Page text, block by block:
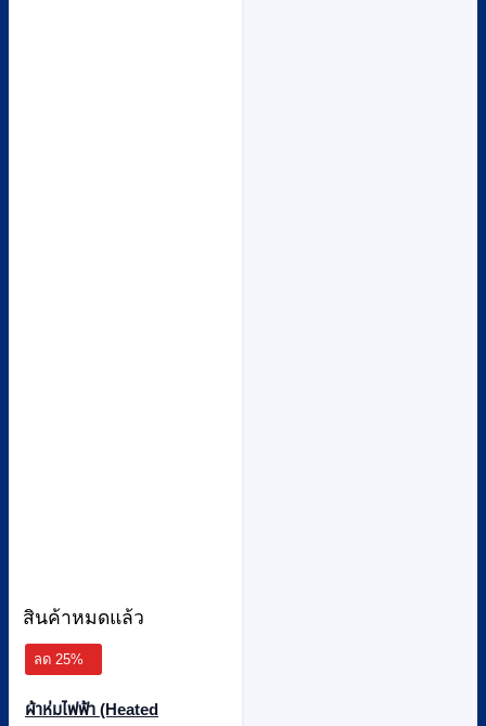
สินค้าหมดแล้ว
ลด 25%
ผ้าห่มไฟฟ้า (Heated